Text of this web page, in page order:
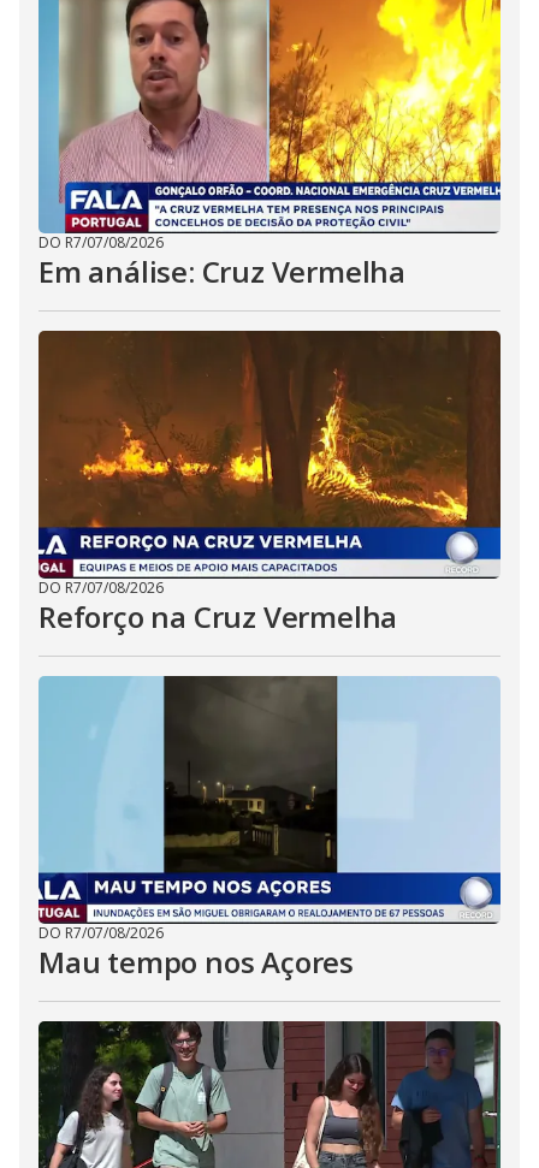
DO R7/07/08/2026
Em análise: Cruz Vermelha
DO R7/07/08/2026
Reforço na Cruz Vermelha
DO R7/07/08/2026
Mau tempo nos Açores